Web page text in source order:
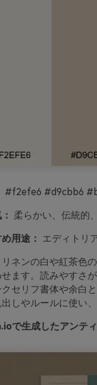
#f2efe6 #d9cbb6
柔らかい、伝統的
用途： エディトリ
リネンの白や紅茶色
せます。読みやすさ
セリフ書体や余白
しやルールに使い
で生成したアンテ